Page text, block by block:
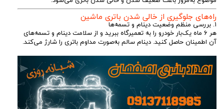
راه‌های جلوگیری از خالی شدن باتری ماشین
۱. بررسی منظم وضعیت دینام و تسمه‌ها
هر ۶ ماه یک‌بار خودرو را به تعمیرگاه ببرید و از سلامت دینام و تسمه‌های
آن اطمینان حاصل کنید. دینام سالم به‌صورت مداوم باتری را شارژ می‌کند.